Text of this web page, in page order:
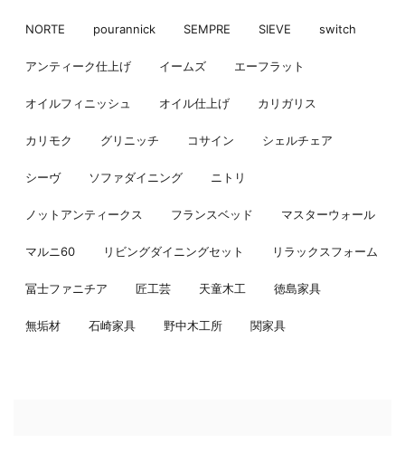
NORTE pourannick SEMPRE SIEVE switch
アンティーク仕上げ イームズ エーフラット
オイルフィニッシュ オイル仕上げ カリガリス
カリモク グリニッチ コサイン シェルチェア
シーヴ ソファダイニング ニトリ
ノットアンティークス フランスベッド マスターウォール
マルニ60 リビングダイニングセット リラックスフォーム
冨士ファニチア 匠工芸 天童木工 徳島家具
無垢材 石崎家具 野中木工所 関家具